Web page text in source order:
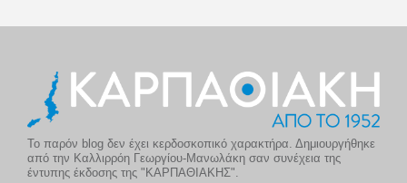
Το παρόν blog δεν έχει κερδοσκοπικό χαρακτήρα. Δημιουργήθηκε
από την Καλλιρρόη Γεωργίου-Μανωλάκη σαν συνέχεια της
έντυπης έκδοσης της "ΚΑΡΠΑΘΙΑΚΗΣ".